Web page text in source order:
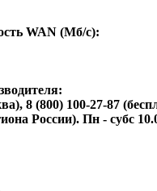
WAN (Мб/с):
8 (800) 100-27-87
России). Пн - субс